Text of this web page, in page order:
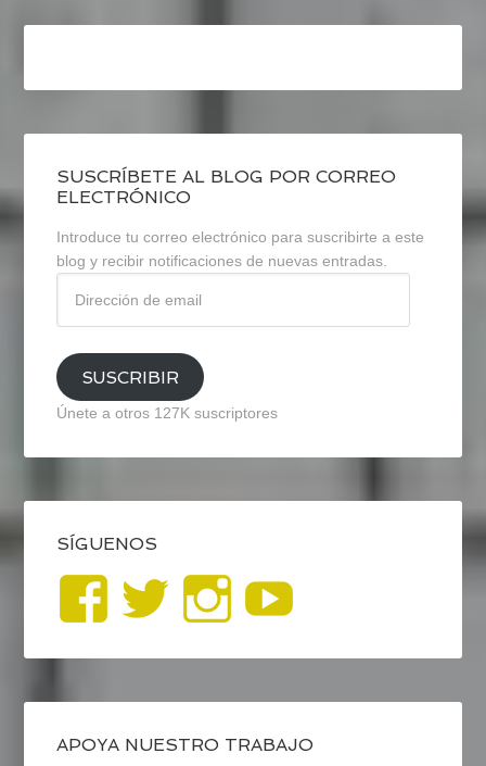
SUSCRÍBETE AL BLOG POR CORREO
ELECTRÓNICO
Introduce tu correo electrónico para suscribirte a este
blog y recibir notificaciones de nuevas entradas.
email
SUSCRIBIR
Únete a otros 127K suscriptores
SÍGUENOS
Ver
perfil
de
Ver
perfil
de
Ver
perfil
de
APOYA NUESTRO TRABAJO